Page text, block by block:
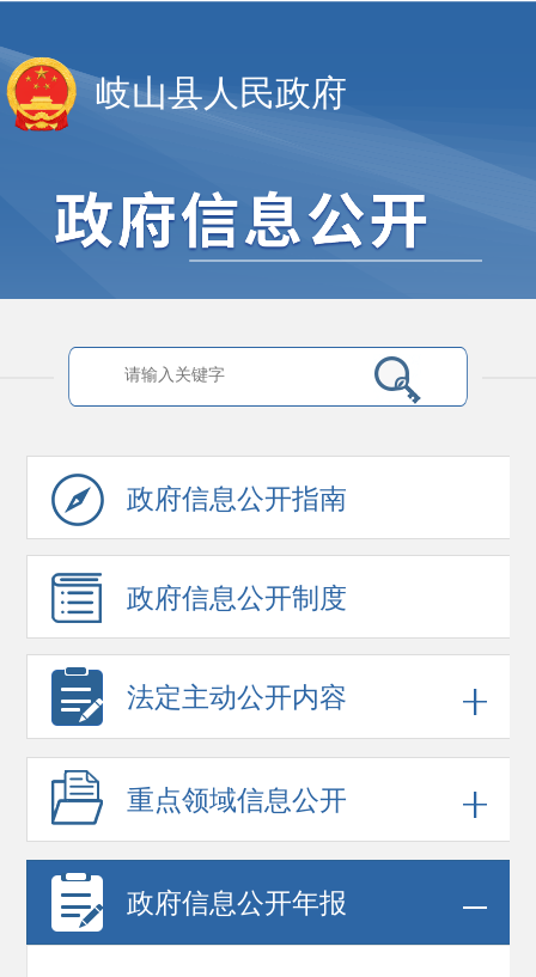
岐山县人民政府
政府信息公开指南
政府信息公开制度
法定主动公开内容
重点领域信息公开
政府信息公开年报